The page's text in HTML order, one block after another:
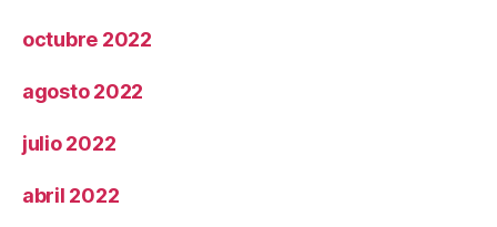
octubre 2022
agosto 2022
julio 2022
abril 2022